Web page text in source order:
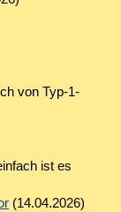
von Typ-1-
ist es
(14.04.2026)